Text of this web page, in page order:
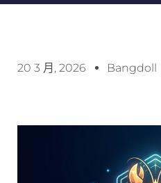
20 3 月, 2026 Bangdoll